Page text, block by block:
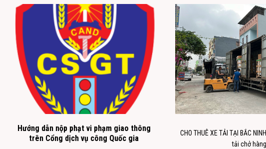
Hướng dẫn nộp phạt vi phạm giao thông
trên Cổng dịch vụ công Quốc gia
CHO THUÊ XE TẢI TẠI BẮC
tải chở